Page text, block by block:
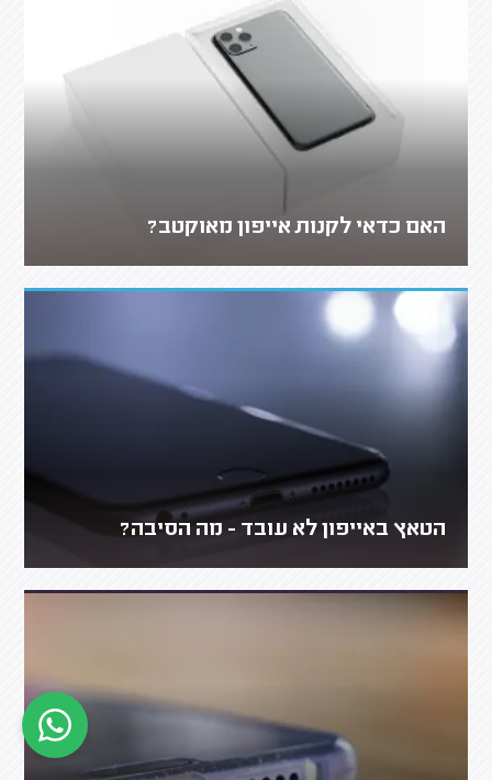
האם כדאי לקנות אייפון מאוקטב?
הטאץ באייפון לא עובד - מה הסיבה?